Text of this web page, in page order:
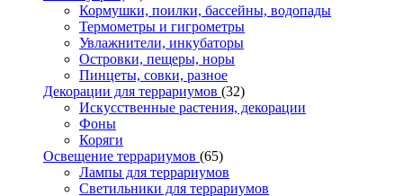
Кормушки, поилки, бассейны, водопады
Термометры и гигрометры
Увлажнители, инкубаторы
Островки, пещеры, норы
Пинцеты, совки, разное
Декорации для террариумов (32)
Искусственные растения, декорации
Фоны
Коряги
Освещение террариумов (65)
Лампы для террариумов
Светильники для террариумов